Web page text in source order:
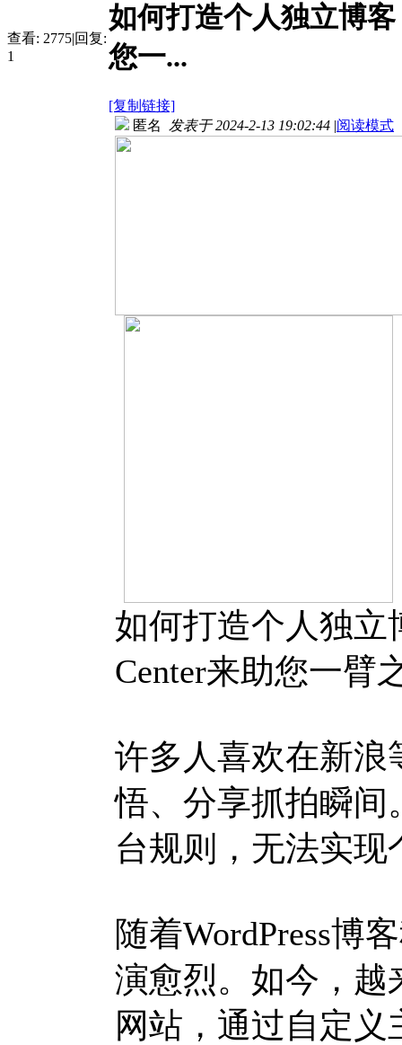
查看: 2775|回复:
1
如何打造个人独立博
您一...
[复制链接]
匿名 发表于 2024-2-13 19:02:44 |阅读模式
如何打造个人独立
Center来助您一臂
许多人喜欢在新浪
悟、分享抓拍瞬间
台规则，无法实现
随着WordPress博
演愈烈。如今，越
网站，通过自定